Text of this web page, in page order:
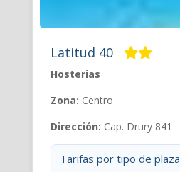
Latitud 40
Hosterias
Zona: Centro
Dirección: Cap. Drury 841
Tarifas por tipo de plaza